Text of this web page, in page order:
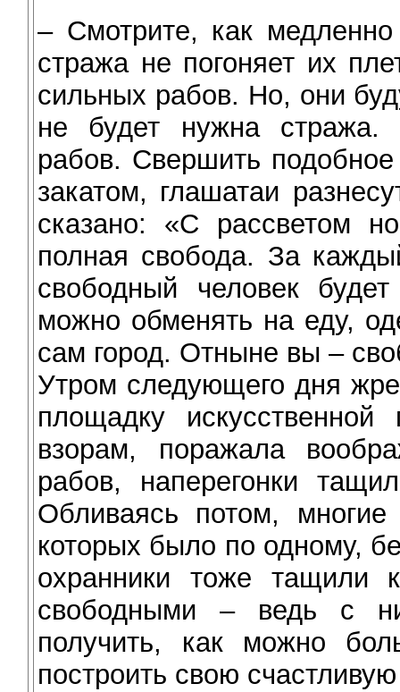
– Смотрите, как
стража не погоняет их
сильных рабов. Но, они
не будет нужна стража.
рабов. Свершить
закатом, глашатаи
сказано: «С рассветом
полная свобода. За
свободный человек
можно обменять на еду,
сам город. Отныне вы –
Утром следующего дня
площадку
взорам, поражала
рабов, наперегонки
Обливаясь потом,
которых было по одному,
охранники тоже тащили
свободными – ведь с
получить, как можно
построить свою